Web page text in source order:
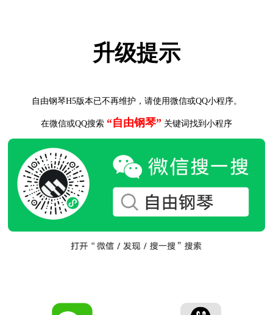
升级提示
自由钢琴H5版本已不再维护，请使用微信或QQ小程序。
在微信或QQ搜索 “自由钢琴” 关键词找到小程序